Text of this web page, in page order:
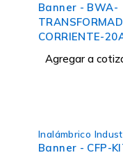
Banner - BWA-
CORRIENTE-
Agregar a
Inalámbrico
Banner - CFP-